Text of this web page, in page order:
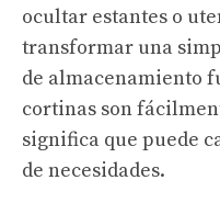
ocultar estantes o
transformar una
de almacenamiento
cortinas son
significa que puede
de necesidades.